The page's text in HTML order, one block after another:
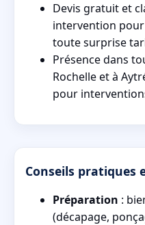
Devis gratuit et
intervention
toute surprise
Présence dans
Rochelle et à
pour
Conseils pratiques
Préparation :
(décapage,